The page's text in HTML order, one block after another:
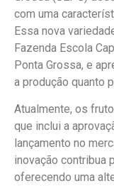
com uma
Essa nova
Fazenda Escola
Ponta Grossa, e
a produção quanto
Atualmente, os
que inclui a
lançamento no
inovação contribua
oferecendo uma